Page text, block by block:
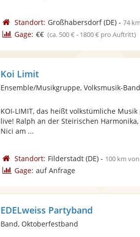
Standort: Großhabersdorf(DE)- 74
Gage: €€ (ca. 500 € - 1800 € pro Auftritt)
Koi Limit
Ensemble/Musikgruppe, Volksmusik-Band
KOI-LIMIT, das heißt volkstümliche
live! Ralph an der Steirischen
Nici am ...
Standort: Filderstadt(DE)- 100 km
Gage: auf Anfrage
EDELweiss Partyband
Band, Oktoberfestband